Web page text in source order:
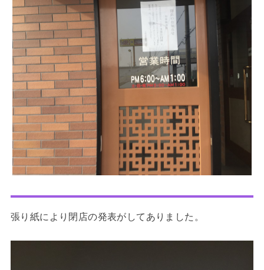
張り紙により閉店の発表がしてありました。